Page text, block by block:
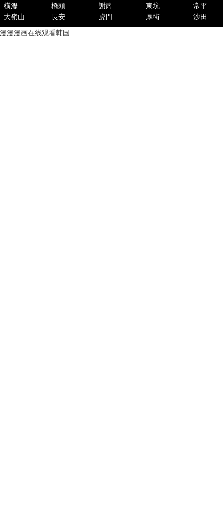
橫瀝
橋頭 謝崗 東坑
常平
大嶺山
長安 虎門 厚街 沙田
漫漫漫画在线观看韩国